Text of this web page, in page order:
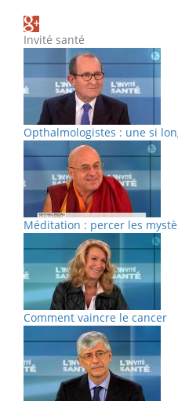
Invité santé
Opthalmologistes : une si
Méditation : percer les
Comment vaincre le cancer